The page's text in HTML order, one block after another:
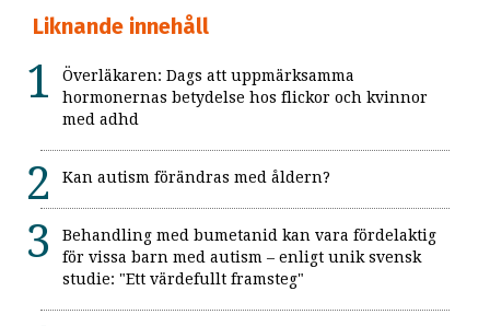
Liknande innehåll
Överläkaren: Dags att uppmärksamma
hormonernas betydelse hos flickor och kvinnor
med adhd
Kan autism förändras med åldern?
Behandling med bumetanid kan vara fördelaktig
för vissa barn med autism – enligt unik svensk
studie: "Ett värdefullt framsteg"